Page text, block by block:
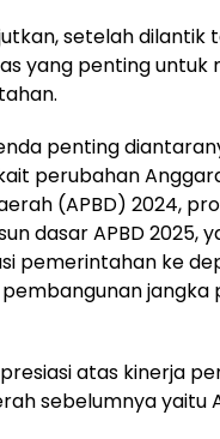
setelah dilantik
yang penting untuk
penting
perubahan
(APBD) 2024,
dasar APBD 2025,
pemerintahan ke
jangka
atas kinerja
sebelumnya yaitu